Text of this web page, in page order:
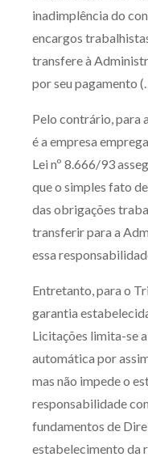
inadimplência do
encargos
transfere à
por seu pagamento
Pelo contrário, para
é a empresa
Lei nº 8.666/93
que o simples fato
das obrigações
transferir para a
essa
Entretanto, para o
garantia
Licitações limita-se
automática por
mas não impede o
responsabilidade
fundamentos de
estabelecimento da